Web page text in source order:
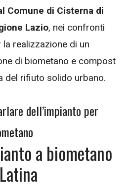
Comune di Cisterna di
Lazio, nei confronti
realizzazione di un
di biometano e compost
del rifiuto solido urbano.
dell’impianto per
a biometano